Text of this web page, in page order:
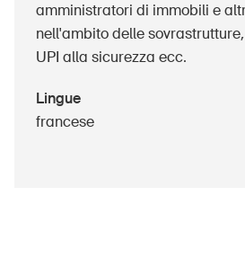
amministratori di immobili e
nell'ambito delle
UPI alla sicurezza ecc.
Lingue
francese